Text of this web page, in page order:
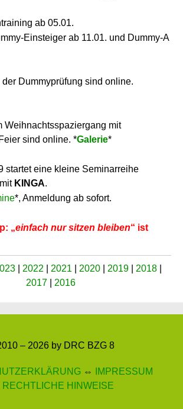
ab 05.01.
Einsteiger ab 11.01. und Dummy-A
Dummyprüfung sind online.
Weihnachtsspaziergang mit
sind online. *Galerie*
startet eine kleine Seminarreihe
KINGA.
*, Anmeldung ab sofort.
„einfach nur sitzen bleiben“ ist
2022 2021 2020 2019 2018
2017
2016
– 2026 by DRC BZG 8
⇔
IMPRESSUM
RECHTLICHE HINWEISE